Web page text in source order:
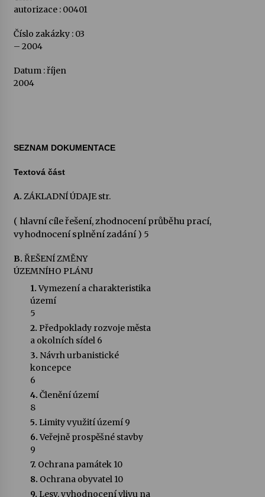
autorizace : 00401
Číslo zakázky : 03
– 2004
Datum : říjen
2004
SEZNAM DOKUMENTACE
Textová část
A. ZÁKLADNÍ ÚDAJE str.
( hlavní cíle řešení, zhodnocení průběhu prací,
vyhodnocení splnění zadání ) 5
B. ŘEŠENÍ ZMĚNY
ÚZEMNÍHO PLÁNU
1.Vymezení a charakteristika
území
5
2. Předpoklady rozvoje města
a okolních sídel 6
3. Návrh urbanistické
koncepce
6
4. Členění území
8
5. Limity využití území 9
6.Veřejně prospěšné stavby
9
7. Ochrana památek 10
8. Ochrana obyvatel 10
9. Lesy, vyhodnocení vlivu na